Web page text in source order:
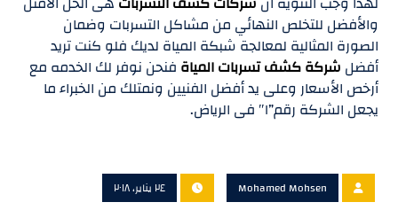
والأفضل للتخلص النهائي من مشاكل التسربات وضمان
الصورة المثالية لمعالجة شبكة المياة لديك فلو كنت تريد
أفضل شركة كشف تسربات المياة فنحن نوفر لك الخدمه مع
أرخص الأسعار وعلى يد أفضل الفنيين ونمتلك من الخبراء ما
يجعل الشركة رقم”١″ فى الرياض.
Mohamed Mohsen
٢٤ يناير، ٢٠١٨